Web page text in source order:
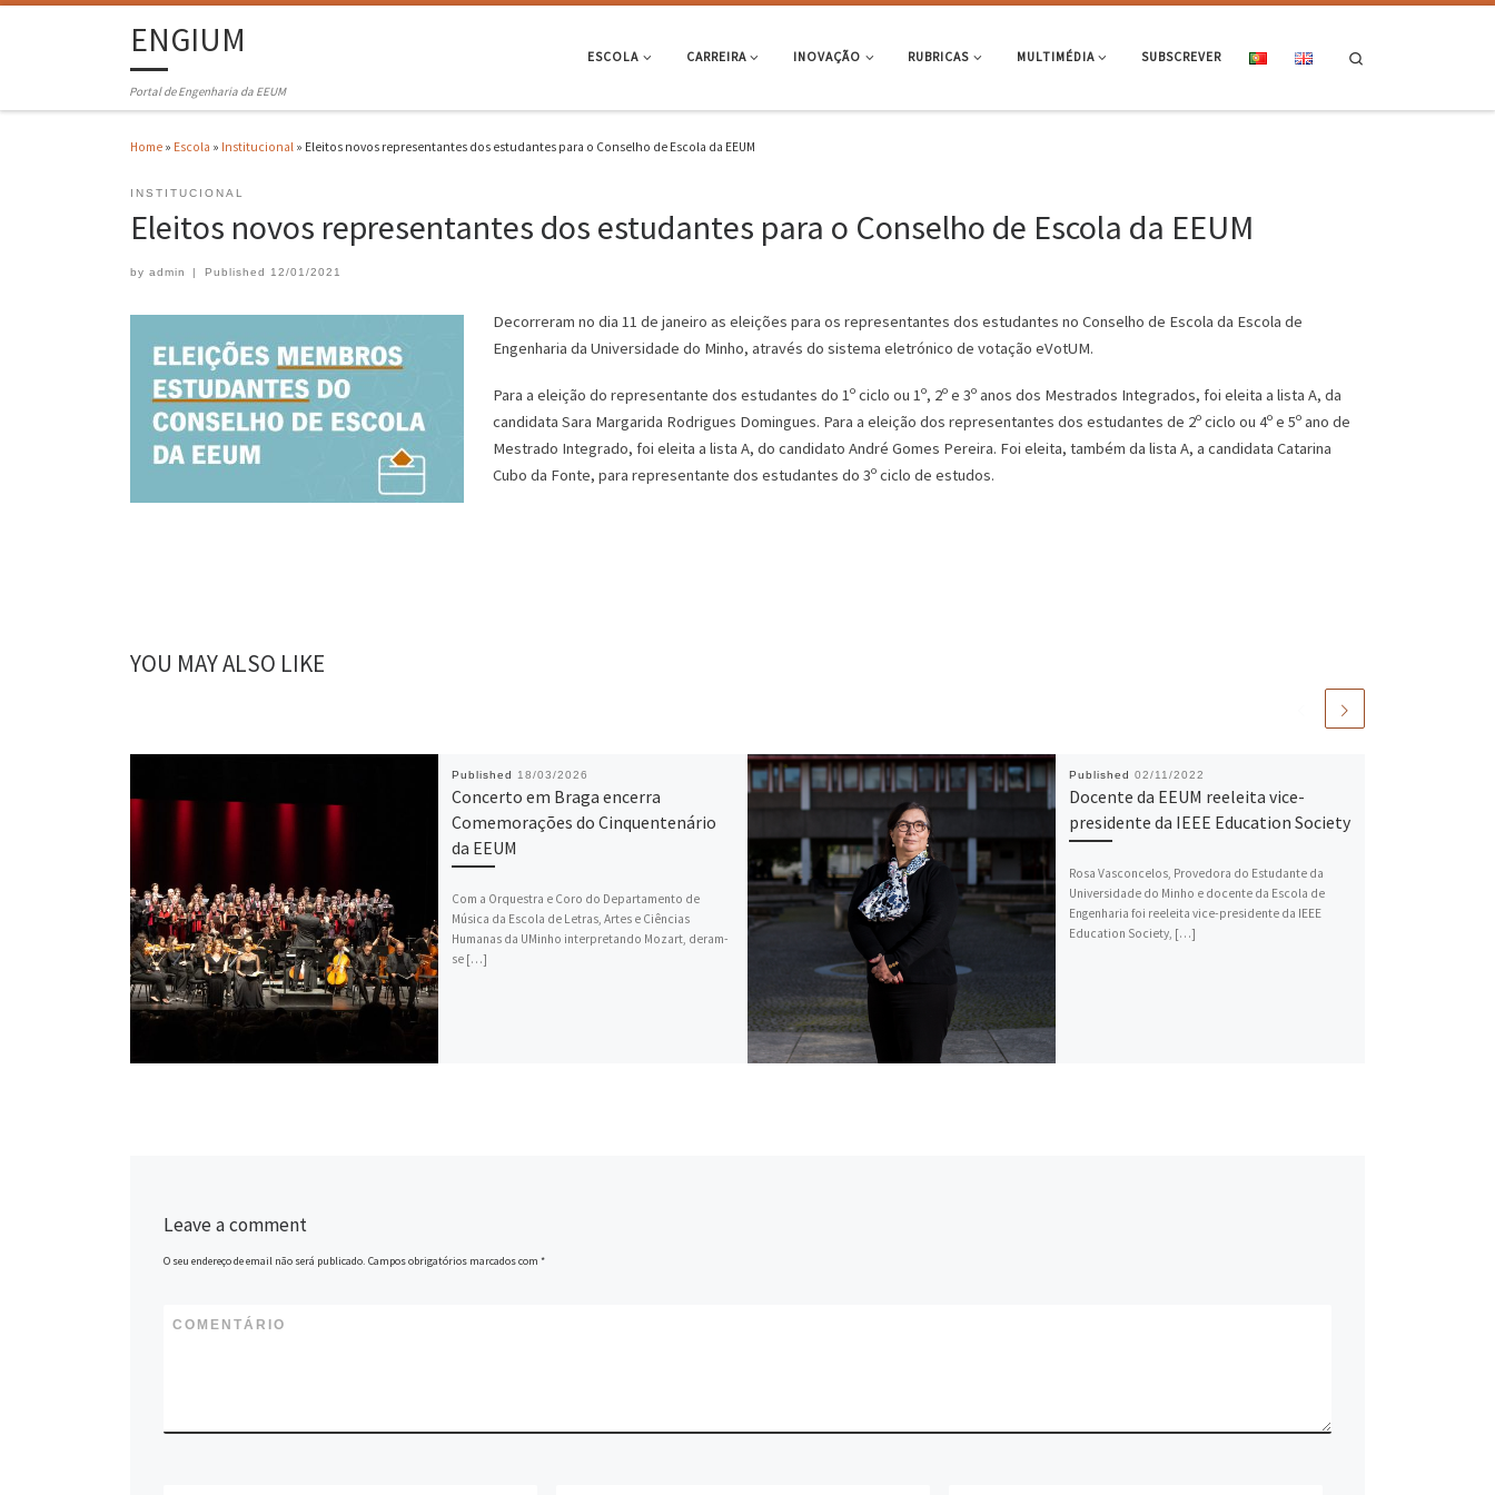
ENGIUM
Portal de Engenharia da EEUM
ESCOLA CARREIRA INOVAÇÃO RUBRICAS MULTIMÉDIA SUBSCREVER
Home » Escola » Institucional » Eleitos novos representantes dos estudantes para o Conselho de Escola da EEUM
INSTITUCIONAL
Eleitos novos representantes dos estudantes para o Conselho de Escola da EEUM
by admin | Published 12/01/2021
Decorreram no dia 11 de janeiro as eleições para os representantes dos estudantes no Conselho de Escola da Escola de
Engenharia da Universidade do Minho, através do sistema eletrónico de votação eVotUM.
Para a eleição do representante dos estudantes do 1º ciclo ou 1º, 2º e 3º anos dos Mestrados Integrados, foi eleita a lista A, da
candidata Sara Margarida Rodrigues Domingues. Para a eleição dos representantes dos estudantes de 2º ciclo ou 4º e 5º ano de
Mestrado Integrado, foi eleita a lista A, do candidato André Gomes Pereira. Foi eleita, também da lista A, a candidata Catarina
Cubo da Fonte, para representante dos estudantes do 3º ciclo de estudos.
YOU MAY ALSO LIKE
Published 18/03/2026
Concerto em Braga encerra
Comemorações do Cinquentenário
da EEUM
Com a Orquestra e Coro do Departamento de
Música da Escola de Letras, Artes e Ciências
Humanas da UMinho interpretando Mozart, deram-
se […]
Published 02/11/2022
Docente da EEUM reeleita vice-
presidente da IEEE Education Society
Rosa Vasconcelos, Provedora do Estudante da
Universidade do Minho e docente da Escola de
Engenharia foi reeleita vice-presidente da IEEE
Education Society, […]
Leave a comment
O seu endereço de email não será publicado. Campos obrigatórios marcados com*
COMENTÁRIO